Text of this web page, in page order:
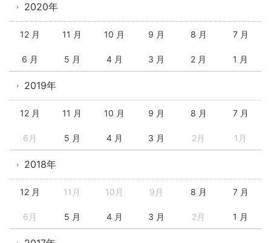
2020年
12 月 11 月 10 月 9 月 8 月 7 月
6 月 5 月 4 月 3 月 2 月 1 月
2019年
12 月 11 月 10 月 9 月 8 月 7 月
6月 5 月 4 月 3 月 2月 1月
2018年
12 月 11月 10月 9月 8 月 7 月
6月 5 月 4 月 3 月 2月 1 月